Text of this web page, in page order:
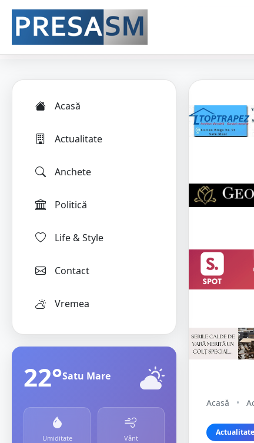
Acasă
Actualitate
Anchete
Politică
Life & Style
Contact
Vremea
22°Satu Mare
Umiditate Vânt
Acasă •
Actualitate